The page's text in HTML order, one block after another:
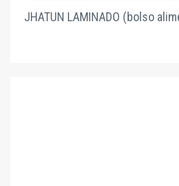
JHATUN LAMINADO (bolso